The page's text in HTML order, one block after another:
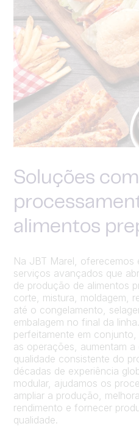
Soluções
alimentos
Na JBT Marel,
serviços avançados que
de produção de alimentos
corte, mistura, moldagem,
até o congelamento,
embalagem no final da
perfeitamente em
as operações, aumentam a
qualidade consistente do
décadas de experiência
modular, ajudamos os
ampliar a produção,
rendimento e fornecer
qualidade.